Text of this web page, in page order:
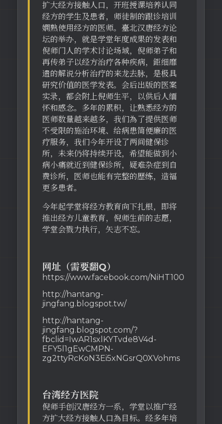
扩大经方接触人口，开班授课培养认同
经方的学生及患者，师徒制的跟诊培训
嫻熟使用经方的医师。臺北汉唐经方论
坛的举办，就是学堂年度成果的发表和
倪师门人的学术讨论场域，倪师弟子和
再传弟子以经方治疗各种疾病，鉅细靡
遗的解说分析治疗的来龙去脉，是极具
研究价值的医学发表。会后出版的医案
实录，都会附上倪师生平，以供后人缅
怀和感念。多年的累积，让熟悉经方的
医师数量越来越多，我们為了提供医师
不受限的施治环境、给病患简便廉的医
疗服务，我们今年开设了两间健保诊
所，未来仍将持续开设，希望能做到小
病小痛就近到健保诊所，疑难杂症到自
费诊所，医师也能有完整的歷练，造福
更多患者。
今年起学堂将经方教育向下扎根，即将
推出经方儿童教育，倪师生前的志愿，
学堂会戮力执行，矢志不忘。
网址（需要翻Q）
https://www.facebook.com/NiHT100
http://hantang-
jingfang.blogspot.tw/
http://hantang-
jingfang.blogspot.com/?
fbclid=IwAR1sxlKYTvde8V4d-
EFY5l1gEwCMPN-
zg2ttyRcKoN3Ei5xNGsrQ0XVohms
台湾经方医院
倪师手创汉唐经方一系，学堂以推广经
方扩大经方接触人口為目标。经多年培